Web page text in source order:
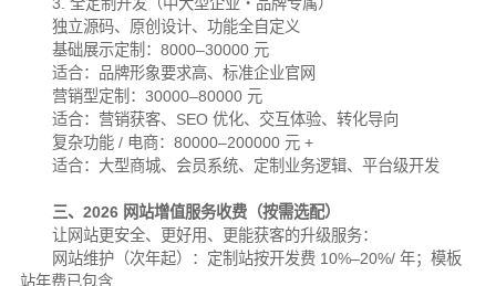
独立源码、原创设计、功能全自定义
基础展示定制：8000–30000 元
适合：品牌形象要求高、标准企业官网
营销型定制：30000–80000 元
适合：营销获客、SEO 优化、交互体验、转化导向
复杂功能 / 电商：80000–200000 元 +
适合：大型商城、会员系统、定制业务逻辑、平台级开发
三、2026 网站增值服务收费（按需选配）
让网站更安全、更好用、更能获客的升级服务：
网站维护（次年起）：定制站按开发费 10%–20%/ 年；模板
站年费已包含